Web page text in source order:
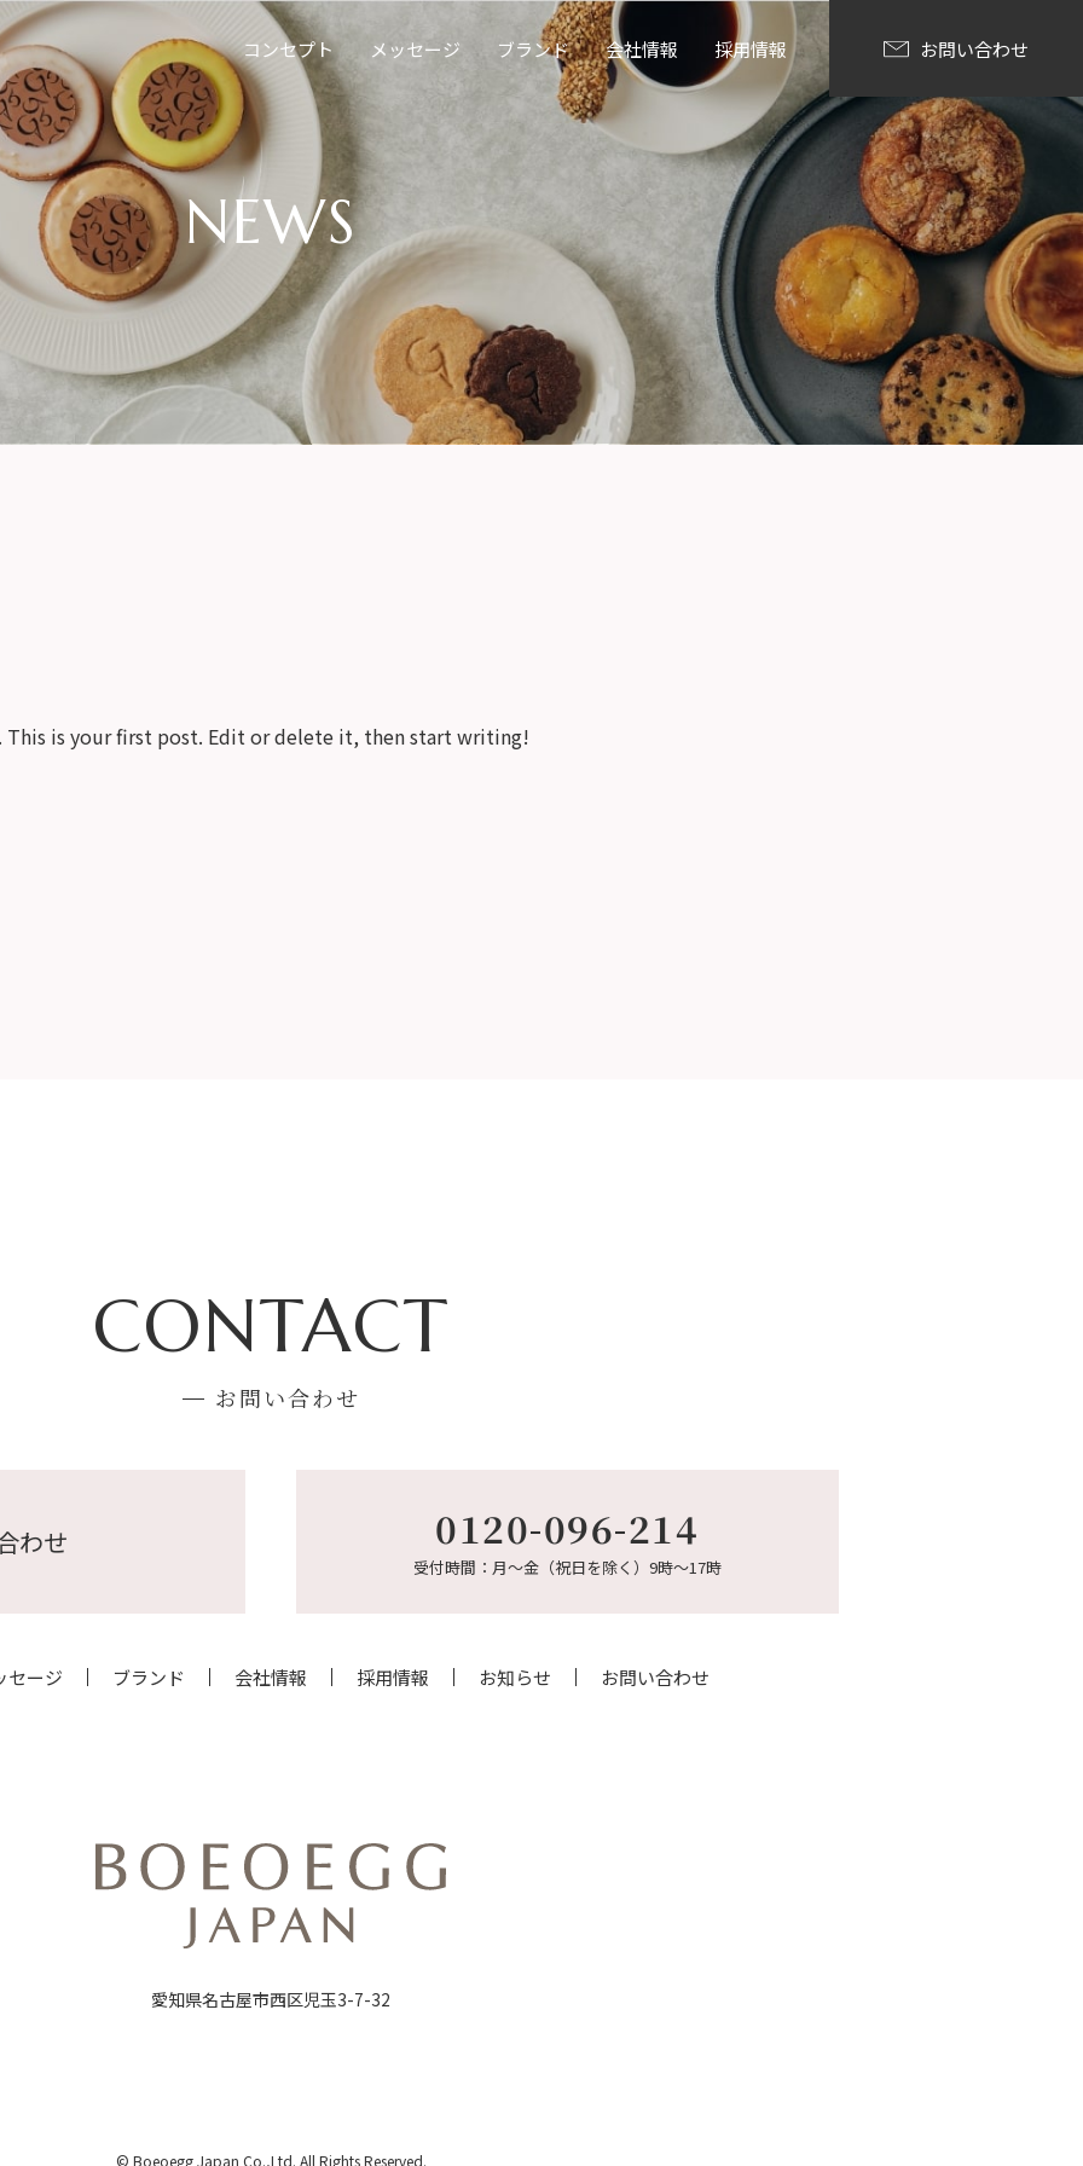
コンセプト メッセージ ブランド 会社情報 採用情報 お問い合わせ
NEWS
This is your first post. Edit or delete it, then start writing!
CONTACT
お問い合わせ
わせ 0120-096-214
受付時間：月～金（祝日を除く）9時～17時
セージ ブランド 会社情報 採用情報 お知らせ お問い合わせ
愛知県名古屋市西区児玉3-7-32
© Boeoegg Japan Co.,Ltd. All Rights Reserved.